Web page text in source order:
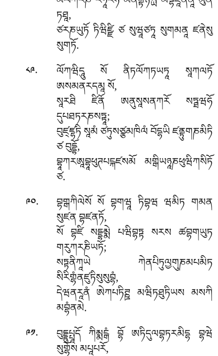
ཏཐཱ,
ཙརཎཡུཏོ ཏིཝིཛྫི ཙ སུཝཱཙཏཱ སུགམནཱ ཛནེསུ
སུགཏོ.
༨༩. ལོཀཝིདཱུ སོ ནིཏལོཀཏཡཏཱ སཱཀལཏོ
ཨསམནརདམཱ སོ,
སཱརཐི ཛིནོ ཨནུསཱསནཀརོ སཏྠཝཧོ
དུཔཐཏརཎསཏྟཱ;
བུཛ྄ཛྷཏི སཱམཾ ཙཏུསཙྩམཁིལཾ བོདྷཡི ཛནྟུགཎམིཏི
ཙ བུདྡྷོ,
བྷཱཀརཨཱབྷཱཕུཊཔངྐཛསམོ མགྒིཡཉཱཎཕུཝིཀསིཏོ
ཙ.
༩༠. བྷགྒཀིལེསོ སོ བྷགཝཱ ཏིབྷཝ ཝམིཏ གམན
སུཛན བྷཛནཏོ,
སོ བྷཛི སདྡྷམྨེ པཝིབྷཏྟ སརས ཚབྷགཡུཏ
གརུཀརཎིཡཏོ;
སཏྟནིཀཱཡེ ཀེནཔིཏུལྱགུཎམཔམིཏ
སིརིགྷཾནཛུཏིསུསུབྷཾ,
དེཝནརཱནཾ ཨེཀཔཏིཊྛ མཝིཏཐུཏིཡས མསཀི
མབྷཾནམེ.
༩༡. བུདྡྷུཔྤཱདོ ཀིམྨངྒཾ བྷོ ཨཏིདུལབྷཏརམིདྷ བྷཝེ